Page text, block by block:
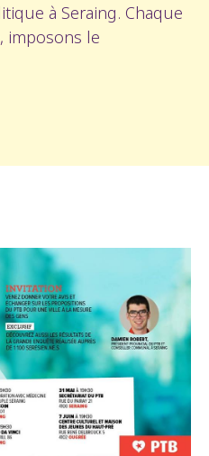
à Seraing. Chaque
imposons le